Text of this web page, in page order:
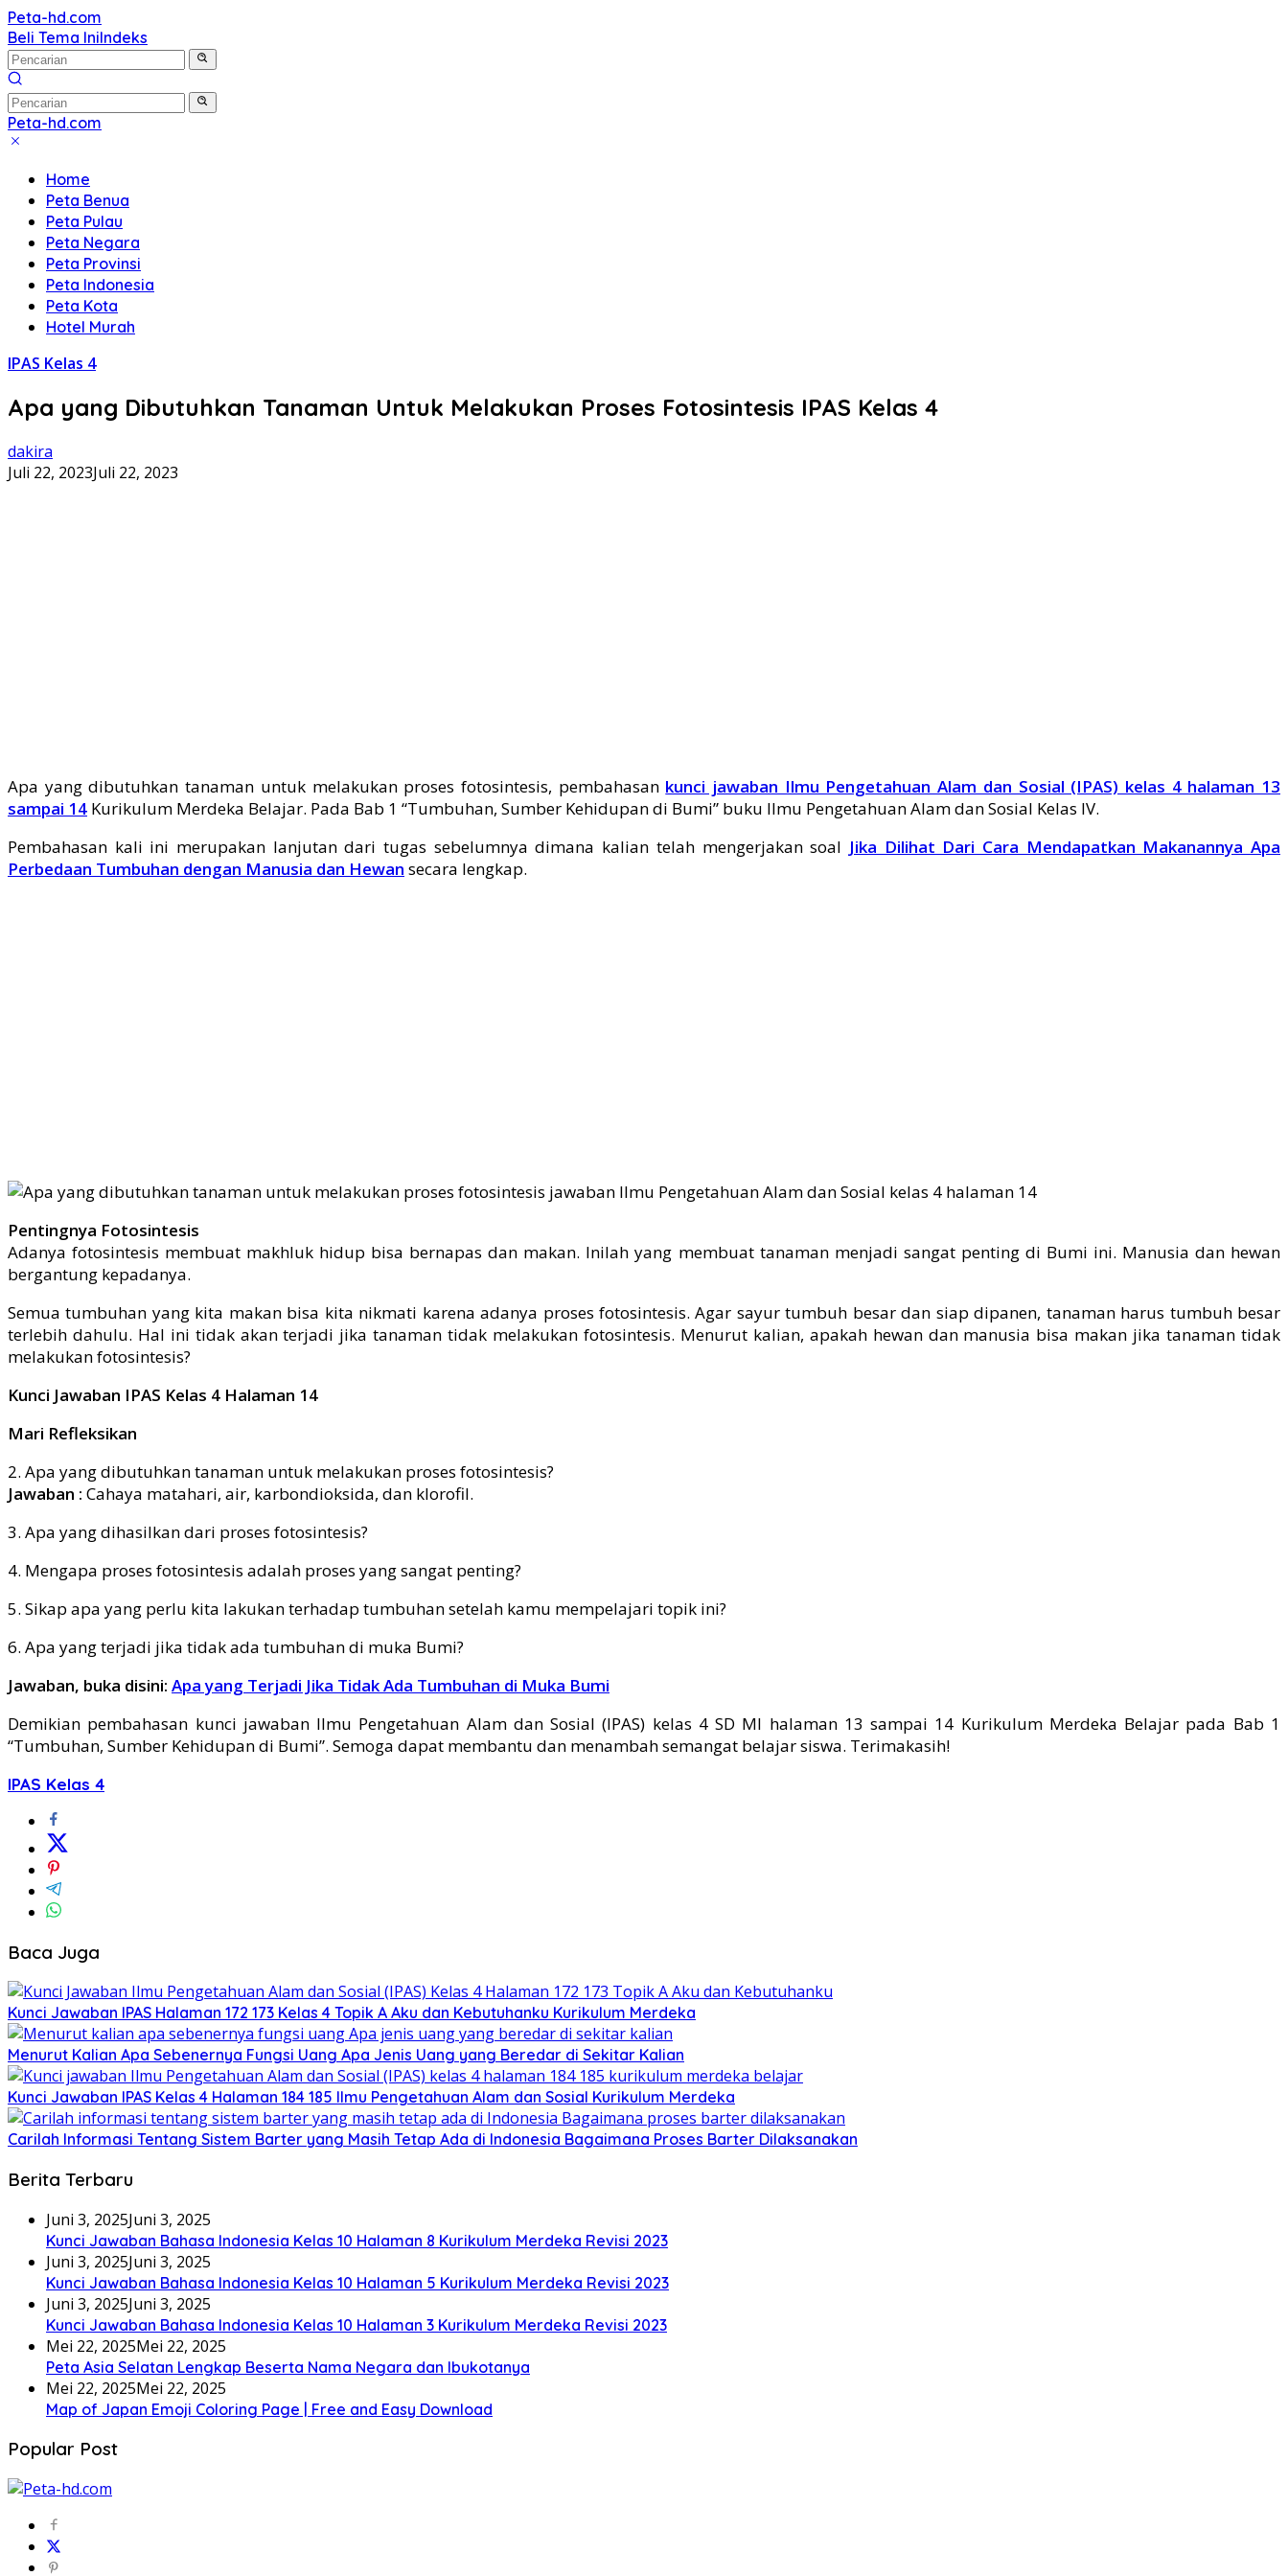
Langsung
ke
konten
Peta-hd.com
Kumpulan
Gambar
Peta
HD
Beli Tema IniIndeks
Peta-hd.com
Kumpulan
Peta
HD
Home
Peta Benua
Peta Pulau
Peta Negara
Peta Provinsi
Peta Indonesia
Peta Kota
Hotel Murah
IPAS Kelas 4
Apa yang Dibutuhkan Tanaman Untuk Melakukan Proses Fotosintesis IPAS Kelas 4
dakira
Juli 22, 2023Juli 22, 2023
Apa yang dibutuhkan tanaman untuk melakukan proses fotosintesis, pembahasan kunci jawaban Ilmu Pengetahuan Alam dan Sosial (IPAS) kelas 4 halaman 13
sampai 14 Kurikulum Merdeka Belajar. Pada Bab 1 “Tumbuhan, Sumber Kehidupan di Bumi” buku Ilmu Pengetahuan Alam dan Sosial Kelas IV.
Pembahasan kali ini merupakan lanjutan dari tugas sebelumnya dimana kalian telah mengerjakan soal Jika Dilihat Dari Cara Mendapatkan Makanannya Apa
Perbedaan Tumbuhan dengan Manusia dan Hewan secara lengkap.
Pentingnya Fotosintesis
Adanya fotosintesis membuat makhluk hidup bisa bernapas dan makan. Inilah yang membuat tanaman menjadi sangat penting di Bumi ini. Manusia dan hewan
bergantung kepadanya.
Semua tumbuhan yang kita makan bisa kita nikmati karena adanya proses fotosintesis. Agar sayur tumbuh besar dan siap dipanen, tanaman harus tumbuh besar
terlebih dahulu. Hal ini tidak akan terjadi jika tanaman tidak melakukan fotosintesis. Menurut kalian, apakah hewan dan manusia bisa makan jika tanaman tidak
melakukan fotosintesis?
Kunci Jawaban IPAS Kelas 4 Halaman 14
Mari Refleksikan
2. Apa yang dibutuhkan tanaman untuk melakukan proses fotosintesis?
Jawaban : Cahaya matahari, air, karbondioksida, dan klorofil.
3. Apa yang dihasilkan dari proses fotosintesis?
4. Mengapa proses fotosintesis adalah proses yang sangat penting?
5. Sikap apa yang perlu kita lakukan terhadap tumbuhan setelah kamu mempelajari topik ini?
6. Apa yang terjadi jika tidak ada tumbuhan di muka Bumi?
Jawaban, buka disini: Apa yang Terjadi Jika Tidak Ada Tumbuhan di Muka Bumi
Demikian pembahasan kunci jawaban Ilmu Pengetahuan Alam dan Sosial (IPAS) kelas 4 SD MI halaman 13 sampai 14 Kurikulum Merdeka Belajar pada Bab 1
“Tumbuhan, Sumber Kehidupan di Bumi”. Semoga dapat membantu dan menambah semangat belajar siswa. Terimakasih!
IPAS Kelas 4
Baca Juga
Kunci Jawaban IPAS Halaman 172 173 Kelas 4 Topik A Aku dan Kebutuhanku Kurikulum Merdeka
Menurut Kalian Apa Sebenernya Fungsi Uang Apa Jenis Uang yang Beredar di Sekitar Kalian
Kunci Jawaban IPAS Kelas 4 Halaman 184 185 Ilmu Pengetahuan Alam dan Sosial Kurikulum Merdeka
Carilah Informasi Tentang Sistem Barter yang Masih Tetap Ada di Indonesia Bagaimana Proses Barter Dilaksanakan
Berita Terbaru
Juni 3, 2025Juni 3, 2025
Kunci Jawaban Bahasa Indonesia Kelas 10 Halaman 8 Kurikulum Merdeka Revisi 2023
Juni 3, 2025Juni 3, 2025
Kunci Jawaban Bahasa Indonesia Kelas 10 Halaman 5 Kurikulum Merdeka Revisi 2023
Juni 3, 2025Juni 3, 2025
Kunci Jawaban Bahasa Indonesia Kelas 10 Halaman 3 Kurikulum Merdeka Revisi 2023
Mei 22, 2025Mei 22, 2025
Peta Asia Selatan Lengkap Beserta Nama Negara dan Ibukotanya
Mei 22, 2025Mei 22, 2025
Map of Japan Emoji Coloring Page | Free and Easy Download
Popular Post